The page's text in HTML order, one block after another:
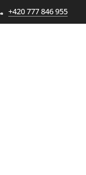
+420 777 846 955